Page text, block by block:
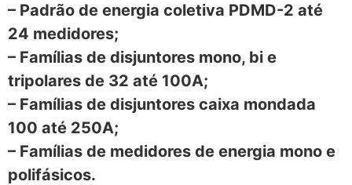
– Padrão de energia coletiva PDMD-2 até
24 medidores;
– Famílias de disjuntores mono, bi e
tripolares de 32 até 100A;
– Famílias de disjuntores caixa mondada
100 até 250A;
– Famílias de medidores de energia mono e
polifásicos.